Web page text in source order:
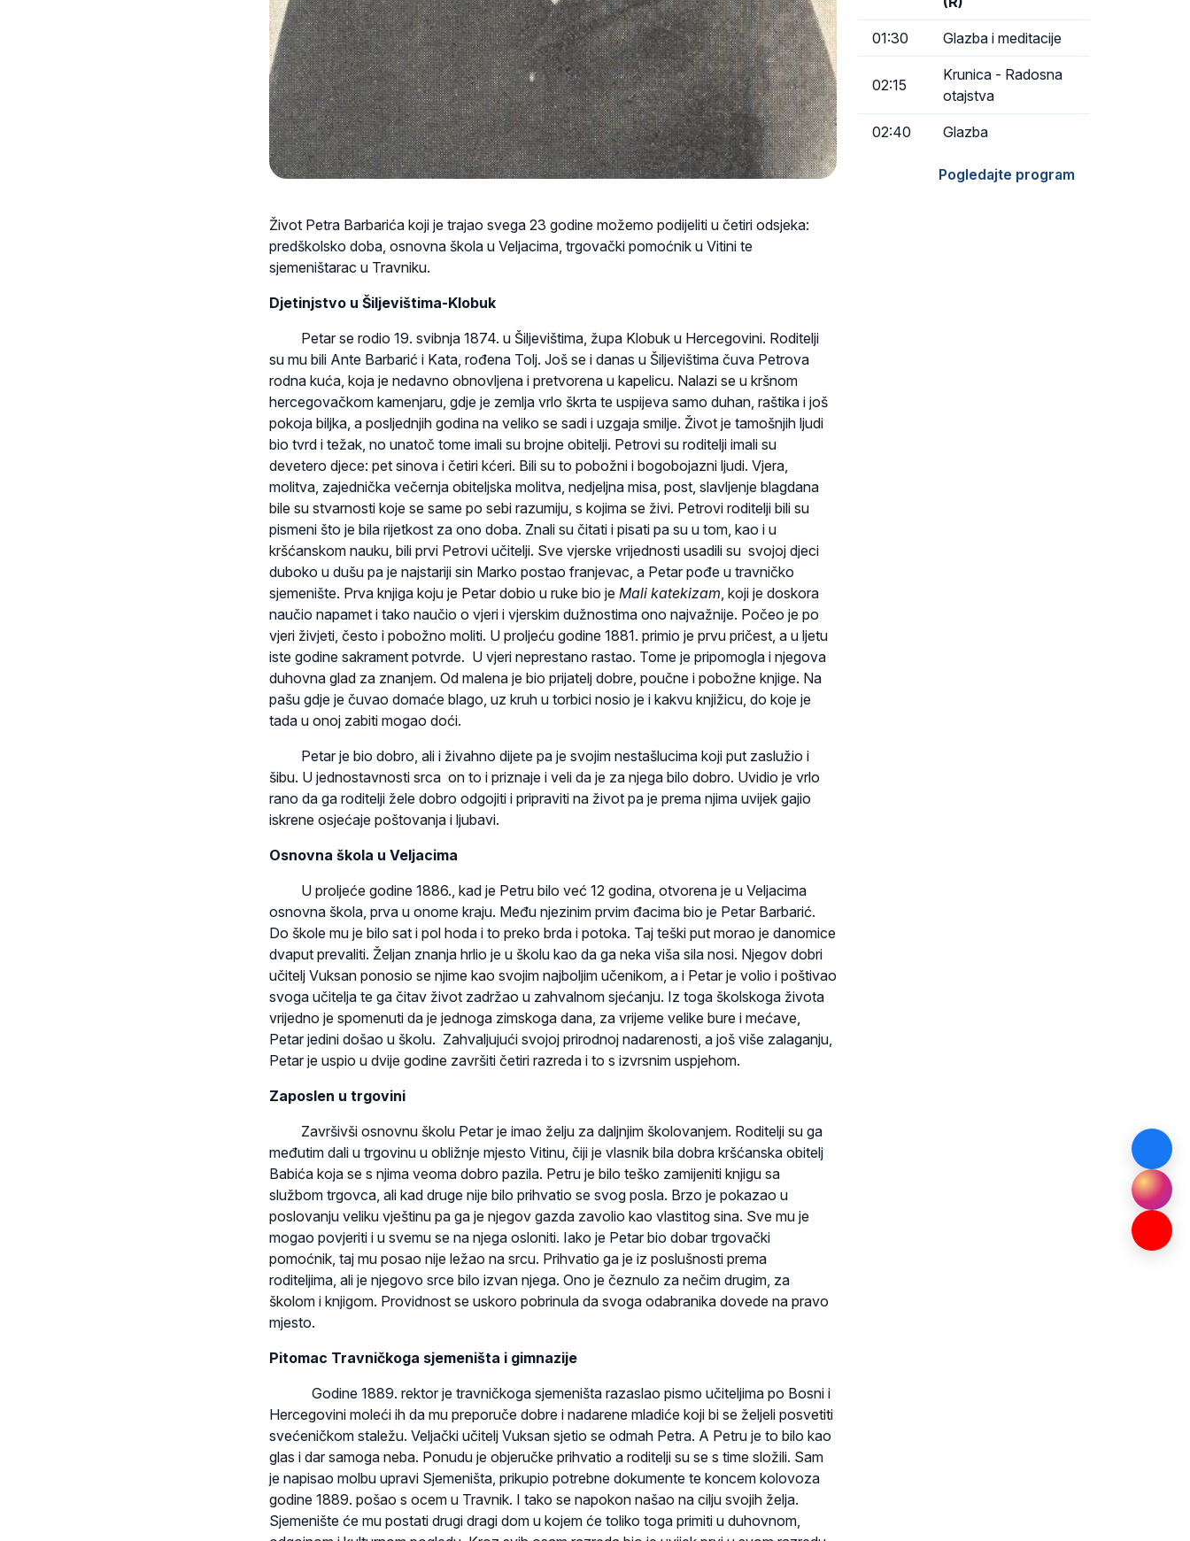
Život Petra Barbarića koji je trajao svega 23 godine možemo podijeliti u četiri odsjeka:
predškolsko doba, osnovna škola u Veljacima, trgovački pomoćnik u Vitini te
sjemeništarac u Travniku.
Djetinjstvo u Šiljevištima-Klobuk
Petar se rodio 19. svibnja 1874. u Šiljevištima, župa Klobuk u Hercegovini. Roditelji
su mu bili Ante Barbarić i Kata, rođena Tolj. Još se i danas u Šiljevištima čuva Petrova
rodna kuća, koja je nedavno obnovljena i pretvorena u kapelicu. Nalazi se u kršnom
hercegovačkom kamenjaru, gdje je zemlja vrlo škrta te uspijeva samo duhan, raštika i još
pokoja biljka, a posljednjih godina na veliko se sadi i uzgaja smilje. Život je tamošnjih ljudi
bio tvrd i težak, no unatoč tome imali su brojne obitelji. Petrovi su roditelji imali su
devetero djece: pet sinova i četiri kćeri. Bili su to pobožni i bogobojazni ljudi. Vjera,
molitva, zajednička večernja obiteljska molitva, nedjeljna misa, post, slavljenje blagdana
bile su stvarnosti koje se same po sebi razumiju, s kojima se živi. Petrovi roditelji bili su
pismeni što je bila rijetkost za ono doba. Znali su čitati i pisati pa su u tom, kao i u
kršćanskom nauku, bili prvi Petrovi uči­telji. Sve vjerske vrijednosti usadili su svojoj djeci
duboko u dušu pa je najstariji sin Marko postao franjevac, a Petar pođe u travničko
sjemenište. Prva knjiga koju je Petar dobio u ruke bio je Mali katekizam , koji je doskora
naučio napamet i tako naučio o vjeri i vjerskim duž­nostima ono najvažnije. Počeo je po
vjeri živjeti, često i pobožno moliti. U pro­lje­ću godine 1881. primio je prvu pričest, a u ljetu
iste godine sakrament po­tvrde. U vjeri neprestano rastao. Tome je pripomogla i njegova
duhovna glad za zna­njem. Od malena je bio prijatelj dobre, poučne i pobožne knjige. Na
pašu gdje je čuvao domaće blago, uz kruh u torbici nosio je i kakvu knjižicu, do koje je
tada u onoj zabiti mogao doći.
Petar je bio dobro, ali i živahno dijete pa je svojim nestašlucima koji put zaslužio i
šibu. U jednostavnosti srca on to i priznaje i veli da je za njega bilo dobro. Uvidio je vrlo
rano da ga roditelji žele dobro odgojiti i pripraviti na život pa je prema njima uvijek gajio
iskrene osjećaje poštovanja i ljubavi.
Osnovna škola u Veljacima
U proljeće godine 1886., kad je Petru bilo već 12 godina, otvorena je u Ve­lja­cima
osnovna škola, prva u onome kraju. Među njezinim prvim đacima bio je Pe­tar Barbarić.
Do škole mu je bilo sat i pol hoda i to preko brda i potoka. Taj teški put morao je danomice
dvaput prevaliti. Željan znanja hrlio je u školu kao da ga neka viša sila nosi. Njegov dobri
učitelj Vuksan ponosio se njime kao svojim najboljim učenikom, a i Petar je volio i poštivao
svoga učitelja te ga čitav ži­vot zadržao u zahvalnom sjećanju. Iz toga školskoga života
vrijedno je spomenuti da je jednoga zimskoga dana, za vrijeme velike bure i mećave,
Petar jedini došao u školu. Za­hvaljujući svojoj prirodnoj nadarenosti, a još više zalaganju,
Petar je uspio u dvije godine završiti četiri razreda i to s izvrsnim uspjehom.
Zaposlen u trgovini
Završivši osnovnu školu Petar je imao želju za daljnjim školovanjem. Roditelji su ga
međutim dali u trgovinu u obližnje mjesto Vitinu, čiji je vlasnik bila dobra kršćanska obitelj
Babića koja se s njima veoma dobro pazila. Petru je bilo teško zamijeniti knjigu sa
službom trgovca, ali kad druge nije bilo prihvatio se svog posla. Brzo je pokazao u
poslovanju veliku vještinu pa ga je njegov gazda zavolio kao vlastitog sina. Sve mu je
mogao povjeriti i u svemu se na njega osloniti. Iako je Petar bio dobar trgovački
pomoćnik, taj mu posao nije ležao na srcu. Prihvatio ga je iz poslušnosti prema
roditeljima, ali je njegovo srce bilo izvan njega. Ono je čeznulo za nečim drugim, za
školom i knjigom. Providnost se uskoro pobrinula da svoga odabranika dovede na pravo
mjesto.
Pitomac Travničkoga sjemeništa i gimnazije
Godine 1889. rektor je travničkoga sjemeništa razaslao pismo učiteljima po Bosni i
Hercegovini moleći ih da mu preporuče dobre i nadarene mladiće koji bi se željeli posvetiti
svećeničkom staležu. Veljački učitelj Vuksan sjetio se odmah Petra. A Petru je to bilo kao
glas i dar samoga neba. Ponudu je objeručke prihvatio a roditelji su se s time složili. Sam
je napisao mol­bu upravi Sjemeništa, prikupio potrebne dokumente te koncem kolovoza
godine 1889. pošao s ocem u Travnik. I tako se napokon našao na cilju svojih želja.
Sjemenište će mu postati drugi dragi dom u kojem će toliko toga primiti u duhovnom,
01:30 Glazba i meditacije
02:15
Krunica - Radosna
otajstva
02:40 Glazba
Pogledajte program